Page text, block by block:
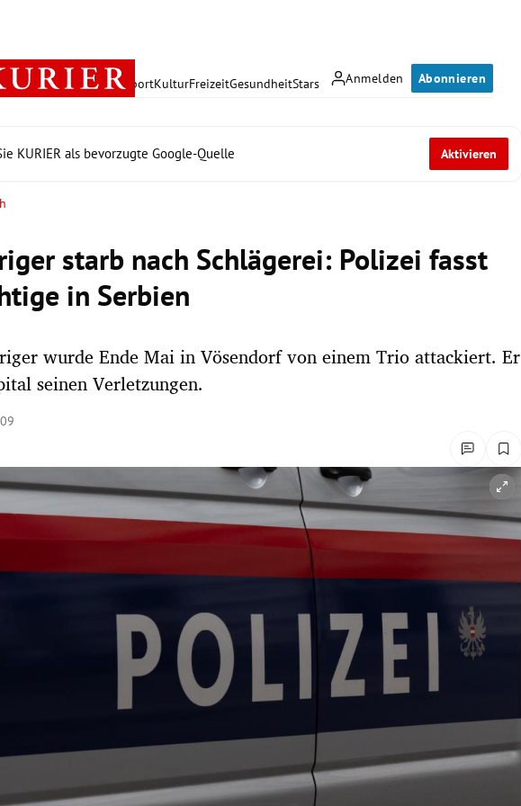
Anmelden Abonnieren
PolitikWirtschaft SportKulturFreizeitGesundheitStars
KURIER als bevorzugte Google-Quelle Aktivieren
starb nach Schlägerei: Polizei fasst
in Serbien
wurde Ende Mai in Vösendorf von einem Trio attackiert. Er
seinen Verletzungen.
öffnen/schließen